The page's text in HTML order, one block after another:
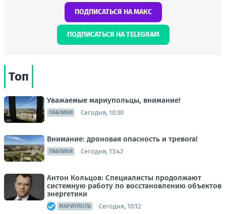
ПОДПИСАТЬСЯ НА МАКС
ПОДПИСАТЬСЯ НА TELEGRAM
Топ
Уважаемые мариупольцы, внимание!
ПАБЛИКИ Сегодня, 10:30
Внимание: дроновая опасность и тревога!
ПАБЛИКИ Сегодня, 13:42
Антон Кольцов: Специалисты продолжают
системную работу по восстановлению объектов
энергетики
МАРИУПОЛЬ Сегодня, 10:12